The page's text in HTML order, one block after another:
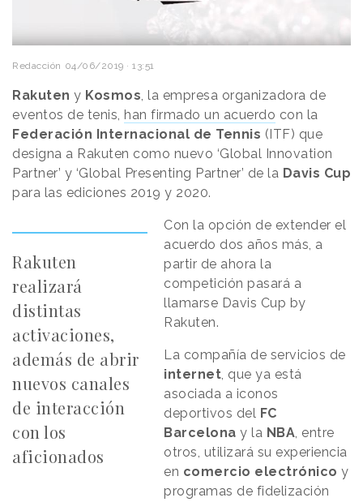
Redacción 04/06/2019 · 13:51
Rakuten y Kosmos, la empresa organizadora de
eventos de tenis, han firmado un acuerdo con la
Federación Internacional de Tennis (ITF) que
designa a Rakuten como nuevo ‘Global Innovation
Partner’ y ‘Global Presenting Partner’ de la Davis Cup
para las ediciones 2019 y 2020.
Rakuten
realizará
distintas
activaciones,
además de abrir
nuevos canales
de interacción
con los
aficionados
Con la opción de extender el
acuerdo dos años más, a
partir de ahora la
competición pasará a
llamarse Davis Cup by
Rakuten.
La compañía de servicios de
internet, que ya está
asociada a iconos
deportivos del FC
Barcelona y la NBA, entre
otros, utilizará su experiencia
en comercio electrónico y
programas de fidelización